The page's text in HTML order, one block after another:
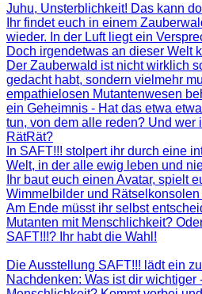
Juhu, Unsterblichkeit! Das kann
Ihr findet euch in einem
wieder. In der Luft liegt ein
Doch irgendetwas an dieser Welt
Der Zauberwald ist nicht wirklich
gedacht habt, sondern vielmehr
empathielosen Mutantenwesen
ein Geheimnis - Hat das etwa
tun, von dem alle reden? Und wer
RätRät?
In SAFT!!! stolpert ihr durch eine
Welt, in der alle ewig leben und
Ihr baut euch einen Avatar, spielt
Wimmelbilder und
Am Ende müsst ihr selbst
Mutanten mit Menschlichkeit?
SAFT!!!? Ihr habt die Wahl!
Die Ausstellung SAFT!!! lädt ein
Nachdenken: Was ist dir